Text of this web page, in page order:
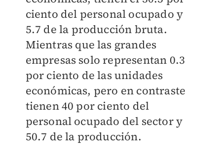
ciento del personal ocupado y
5.7 de la producción bruta.
Mientras que las grandes
empresas solo representan 0.3
por ciento de las unidades
económicas, pero en contraste
tienen 40 por ciento del
personal ocupado del sector y
50.7 de la producción.